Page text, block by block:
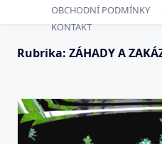
OBCHODNÍ PODMÍNKY
KONTAKT
Rubrika: ZÁHADY A